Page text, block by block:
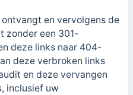
en vervolgens de
zonder een 301-
deze links naar 404-
deze verbroken links
en deze vervangen
inclusief uw